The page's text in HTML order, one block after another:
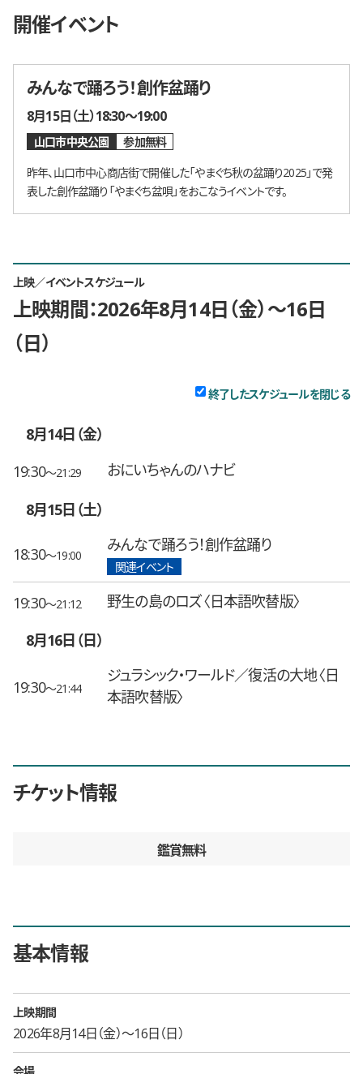
開催イベント
みんなで踊ろう！創作盆踊り
開催日時
8月15日（土）18:30〜19:00
山口市中央公園
参加無料
昨年、山口市中心商店街で開催した「やまぐち秋の盆踊り2025」で発
表した創作盆踊り「やまぐち盆唄」をおこなうイベントです。
上映／イベントスケジュール
上映期間：2026年8月14日（金）〜16日
（日）
終了したスケジュールを閉じる
8月14日（金）
19:30〜21:29
おにいちゃんのハナビ
8月15日（土）
18:30〜19:00
みんなで踊ろう！創作盆踊り
関連イベント
19:30〜21:12
野生の島のロズ〈日本語吹替版〉
8月16日（日）
19:30〜21:44
ジュラシック・ワールド／復活の大地〈日
本語吹替版〉
チケット情報
鑑賞無料
基本情報
上映期間
2026年8月14日（金）〜16日（日）